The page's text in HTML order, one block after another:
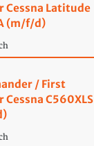
Cessna Latitude
(m/f/d)
/ First
Cessna C560XLS